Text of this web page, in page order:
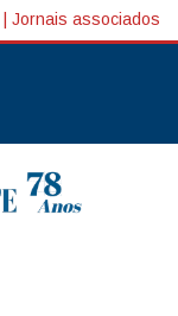
Jornais associados